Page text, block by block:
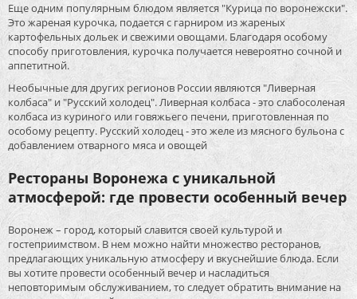
Еще одним популярным блюдом является "Курица по воронежски".
Это жареная курочка, подается с гарниром из жареных
картофельных дольек и свежими овощами. Благодаря особому
способу приготовления, курочка получается невероятно сочной и
аппетитной.
Необычные для других регионов России являются "Ливерная
колбаса" и "Русский холодец". Ливерная колбаса - это слабосоленая
колбаса из куриного или говяжьего печени, приготовленная по
особому рецепту. Русский холодец - это желе из мясного бульона с
добавлением отварного мяса и овощей
Рестораны Воронежа с уникальной
атмосферой: где провести особенный вечер
Воронеж – город, который славится своей культурой и
гостеприимством. В нем можно найти множество ресторанов,
предлагающих уникальную атмосферу и вкуснейшие блюда. Если
вы хотите провести особенный вечер и насладиться
неповторимым обслуживанием, то следует обратить внимание на